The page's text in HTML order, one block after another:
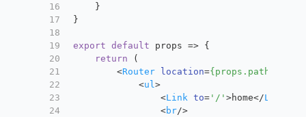
16
17
18
19
20
21
22
23
24
    }
}
export default props => {
return (
<Router location={props.path}
<ul>
<Link to= '/'>home</Link
<br/>